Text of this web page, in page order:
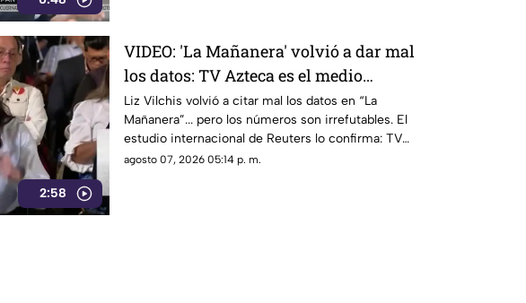
2:58
VIDEO: 'La Mañanera' volvió a dar mal
los datos: TV Azteca es el medio
tradicional con mayor alcance y
credibilidad de México
Liz Vilchis volvió a citar mal los datos en “La
Mañanera”... pero los números son irrefutables. El
estudio internacional de Reuters lo confirma: TV
Azteca es el medio tradicional con mayor alcance y
agosto 07, 2026 05:14 p. m.